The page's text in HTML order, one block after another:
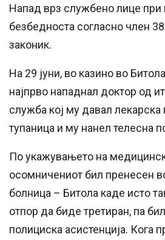
Напад врз службено лице
безбедноста согласно член
законик.
На 29 јуни, во казино во
најпрво нападнал доктор од
служба кој му давал
тупаница и му нанел телесна
По укажувањето на
осомничениот бил пренесен
болница – Битола каде исто
отпор да биде третиран, па
полициска асистенција. Кога